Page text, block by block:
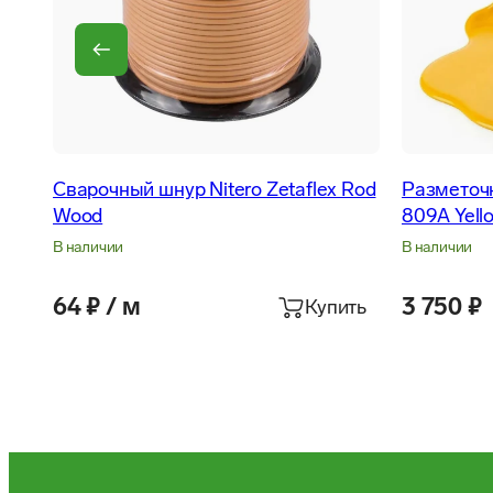
Сварочный шнур Nitero Zetaflex Rod
Wood
В наличии
64 ₽ / м Купить
809A
В наличии
3 750 ₽